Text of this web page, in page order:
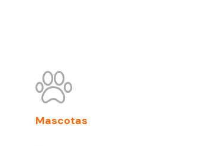
Mascotas